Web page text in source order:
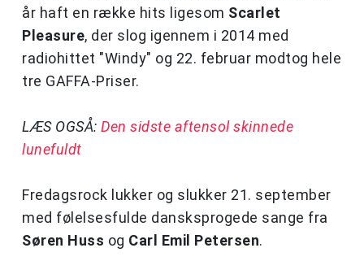
år haft en række hits ligesom Scarlet
Pleasure, der slog igennem i 2014 med
radiohittet "Windy" og 22. februar modtog hele
tre GAFFA-Priser.
LÆS OGSÅ: Den sidste aftensol skinnede
lunefuldt
Fredagsrock lukker og slukker 21. september
med følelsesfulde dansksprogede sange fra
Søren Huss og Carl Emil Petersen.